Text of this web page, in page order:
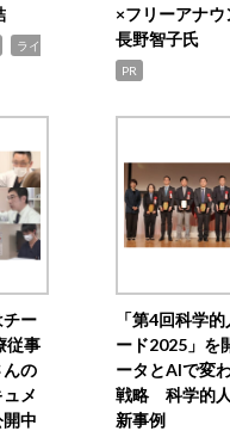
ライ
×フリーアナウ
長野智子氏
PR
チー
従事
の
メ
中
「第4回科学
ード2025」
ータとAIで変
戦略 科学的
新事例